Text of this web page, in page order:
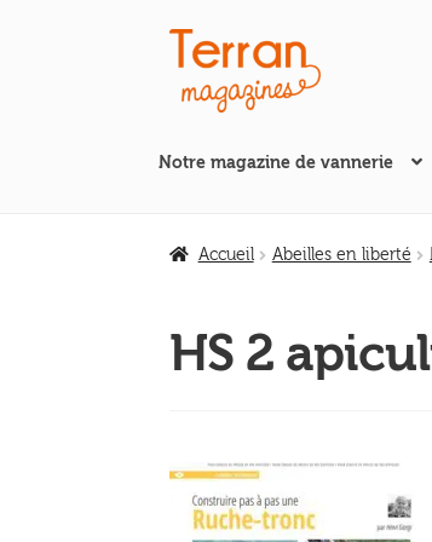
Aller
à
la
Aller
au
contenu
Notre magazine de vannerie
Accueil Abeilles en liberté
HS 2